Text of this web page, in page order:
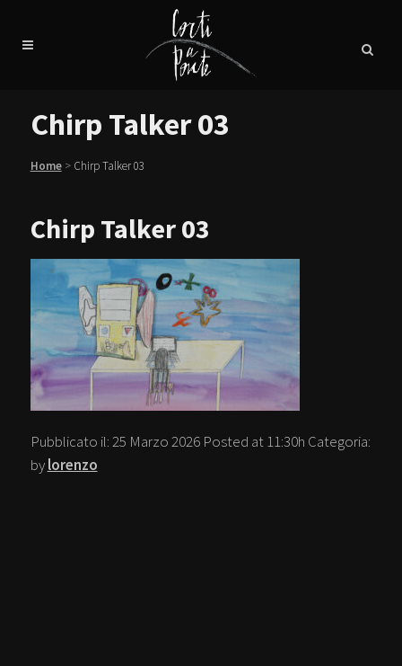
Chirp Talker 03
Home> Chirp Talker 03
Chirp Talker 03
Pubblicato il:25 Marzo 2026 Posted at 11:30h Categoria:
bylorenzo